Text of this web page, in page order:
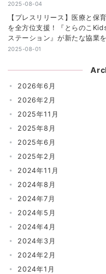
2025-08-04
【プレスリリース】医療と保
を全方位支援！『とらのこ
ステーション』が新たな協業
2025-08-01
2026年6月
2026年2月
2025年11月
2025年8月
2025年6月
2025年2月
2024年11月
2024年8月
2024年7月
2024年5月
2024年4月
2024年3月
2024年2月
2024年1月